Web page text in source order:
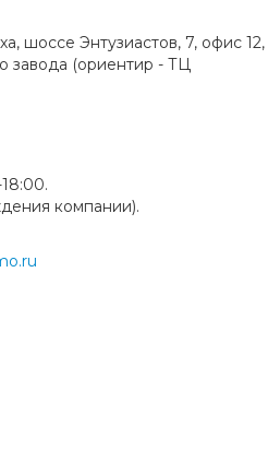
шоссе Энтузиастов, 7, офис 12,
завода (ориентир - ТЦ
компании).